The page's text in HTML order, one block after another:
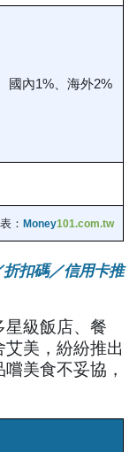
國內1%、海外2%
： Money101.com.tw
扣碼／信用卡推
級飯店、餐
美，紛紛推出
美食不妥協，